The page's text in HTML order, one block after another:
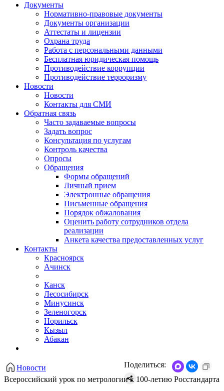
Документы
Нормативно-правовые документы
Документы организации
Аттестаты и лицензии
Охрана труда
Работа с персональными данными
Бесплатная юридическая помощь
Противодействие коррупции
Противодействие терроризму
Новости
Новости
Контакты для СМИ
Обратная связь
Часто задаваемые вопросы
Задать вопрос
Консультация по услугам
Контроль качества
Опросы
Обращения
Формы обращений
Личный прием
Электронные обращения
Письменные обращения
Порядок обжалования
Оценить работу сотрудников отдела
реализации
Анкета качества предоставленных услуг
Контакты
Красноярск
Ачинск
Канск
Лесосибирск
Минусинск
Зеленогорск
Норильск
Кызыл
Абакан
Новости
Всероссийский урок по метрологии к 100-летию Росстандарта
Поделиться: